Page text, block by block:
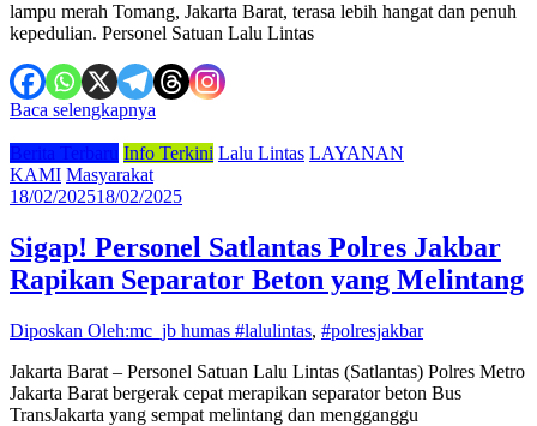
lampu merah Tomang, Jakarta Barat, terasa lebih hangat dan penuh
kepedulian. Personel Satuan Lalu Lintas
Baca selengkapnya
Berita Terbaru Info Terkini Lalu Lintas LAYANAN
KAMI Masyarakat
18/02/202518/02/2025
Sigap! Personel Satlantas Polres Jakbar
Rapikan Separator Beton yang Melintang
Diposkan Oleh:mc_jb humas #lalulintas, #polresjakbar
Jakarta Barat – Personel Satuan Lalu Lintas (Satlantas) Polres Metro
Jakarta Barat bergerak cepat merapikan separator beton Bus
TransJakarta yang sempat melintang dan mengganggu